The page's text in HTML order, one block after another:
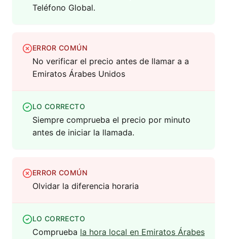
Teléfono Global.
ERROR COMÚN
No verificar el precio antes de llamar a a
Emiratos Árabes Unidos
LO CORRECTO
Siempre comprueba el precio por minuto
antes de iniciar la llamada.
ERROR COMÚN
Olvidar la diferencia horaria
LO CORRECTO
Comprueba la hora local en Emiratos Árabes